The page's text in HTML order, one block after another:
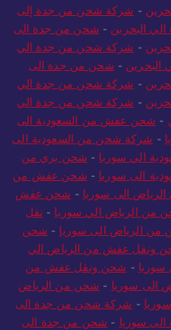
- شركة شحن من جدة إلى
البحرين - شحن من جدة الى
- شركة شحن من جدة الي
- شحن من جدة الى
- شركة شحن من جدة الي
- شركة شحن من جدة الي
- شحن عفش من السعودية الى
- شركة شحن من السعودية الى
الي سوريا - شحن بري من
الى سوريا - شحن عفش من
الى سوريا - شحن عفش
من الرياض الي سوريا - نقل
من الرياض الى سوريا - شحن
ونقل عفش من الرياض الي
- شحن ونقل عفش من
الى سوريا - شحن من الرياض
- شركة شحن من جدة الى
سوريا - شحن من جدة الى